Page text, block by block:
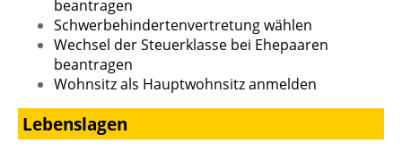
beantragen
Schwerbehindertenvertretung wählen
Wechsel der Steuerklasse bei Ehepaaren
beantragen
Wohnsitz als Hauptwohnsitz anmelden
Lebenslagen